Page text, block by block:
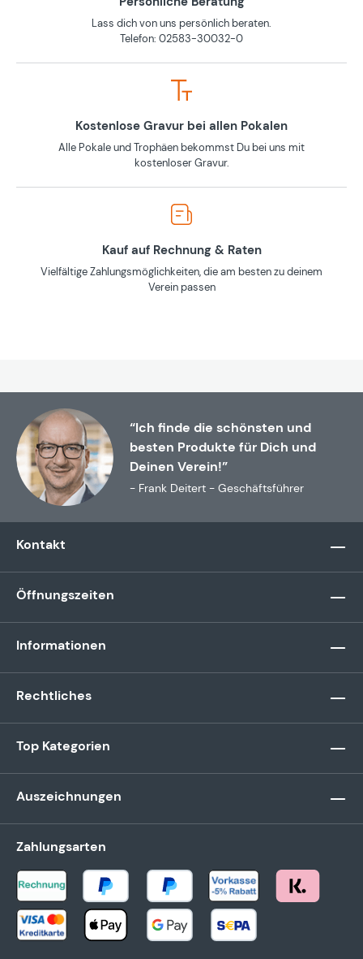
Lass dich von uns persönlich beraten.
Telefon: 02583-30032-0
Kostenlose Gravur bei allen Pokalen
Alle Pokale und Trophäen bekommst Du bei uns mit
kostenloser Gravur.
Kauf auf Rechnung & Raten
Vielfältige Zahlungsmöglichkeiten, die am besten zu deinem
Verein passen
“Ich finde die schönsten und
besten Produkte für Dich und
Deinen Verein!”
- Frank Deitert - Geschäftsführer
Kontakt
Öffnungszeiten
Informationen
Rechtliches
Top Kategorien
Auszeichnungen
Zahlungsarten